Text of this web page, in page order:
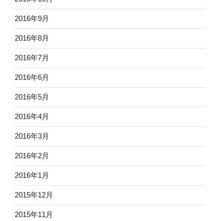
2016年9月
2016年8月
2016年7月
2016年6月
2016年5月
2016年4月
2016年3月
2016年2月
2016年1月
2015年12月
2015年11月